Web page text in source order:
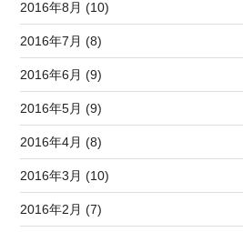
2016年8月 (10)
2016年7月 (8)
2016年6月 (9)
2016年5月 (9)
2016年4月 (8)
2016年3月 (10)
2016年2月 (7)